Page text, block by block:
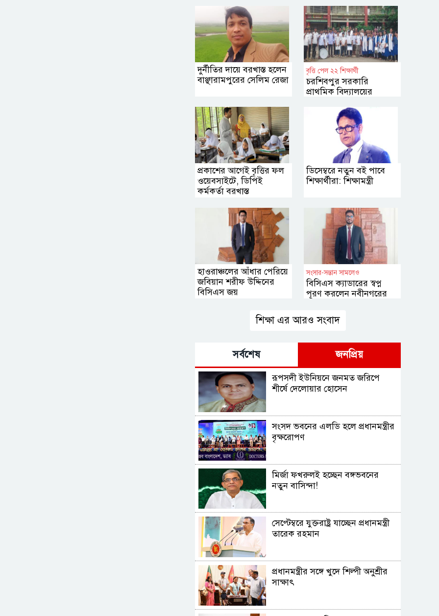
দুর্নীতির দায়ে বরখাস্ত হলেন
বাঞ্ছারামপুরের সেলিম রেজা
বৃত্তি পেল ২২ শিক্ষার্থী
চরশিবপুর সরকারি
প্রাথমিক বিদ্যালয়ের
প্রকাশের আগেই বৃত্তির ফল
ওয়েবসাইটে, ডিপিই
কর্মকর্তা বরখাস্ত
ডিসেম্বরে নতুন বই পাবে
শিক্ষার্থীরা: শিক্ষামন্ত্রী
হাওরাঞ্চলের আঁধার পেরিয়ে
জবিয়ান শরীফ উদ্দিনের
বিসিএস জয়
সংসার-সন্তান সামলেও
বিসিএস ক্যাডারের স্বপ্ন
পূরণ করলেন নবীনগরের
শিক্ষা এর আরও সংবাদ
সর্বশেষ জনপ্রিয়
রূপসদী ইউনিয়নে জনমত জরিপে
শীর্ষে দেলোয়ার হোসেন
সংসদ ভবনের এলডি হলে প্রধানমন্ত্রীর
বৃক্ষরোপণ
মির্জা ফখরুলই হচ্ছেন বঙ্গভবনের
নতুন বাসিন্দা!
সেপ্টেম্বরে যুক্তরাষ্ট্র যাচ্ছেন প্রধানমন্ত্রী
তারেক রহমান
প্রধানমন্ত্রীর সঙ্গে খুদে শিল্পী অনুশ্রীর
সাক্ষাৎ